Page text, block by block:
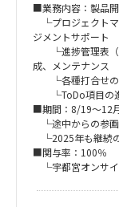
■業務内容：製品
└プロジェクトマ
ジメントサポート
└進捗管理表（
成、メンテナンス
└各種打合せの
└ToDo項目の進
■期間：8/19～12
└途中からの参画
└2025年も継続
■関与率：100％
└宇都宮オンサイ